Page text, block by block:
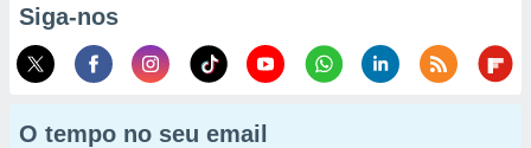
Siga-nos
O tempo no seu email